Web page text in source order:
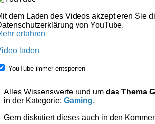
dem Laden des Videos akzeptieren Sie
von YouTube.
erfahren
laden
YouTube immer entsperren
Alles Wissenswerte rund um das Thema
in der Kategorie: Gaming.
Gern diskutiert dieses auch in den